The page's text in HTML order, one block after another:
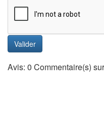
Valider
Avis: 0 Commentaire(s)